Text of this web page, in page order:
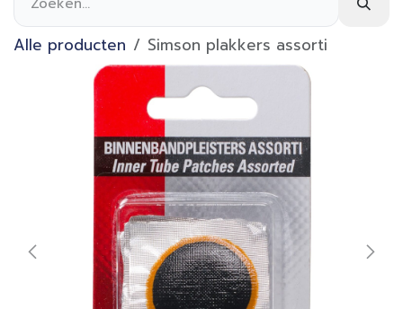
Alle producten Simson plakkers assorti